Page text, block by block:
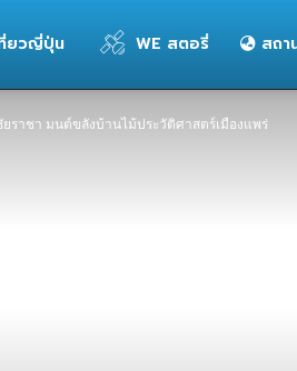
ยวญี่ปุ่น WE สตอรี่ สถา
ราชา มนต์ขลังบ้านไม้ประวัติศาสตร์เมืองแพร่